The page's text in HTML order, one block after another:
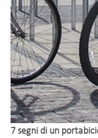
7 segni di un